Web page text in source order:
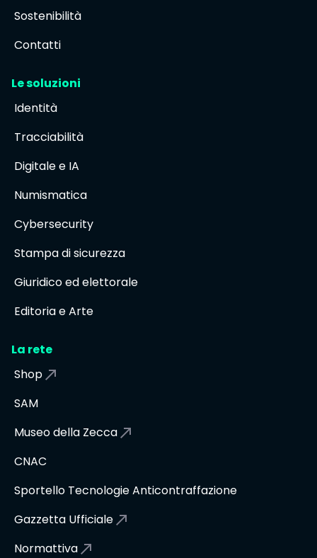
Sostenibilità
Contatti
Le soluzioni
Identità
Tracciabilità
Digitale e IA
Numismatica
Cybersecurity
Stampa di sicurezza
Giuridico ed elettorale
Editoria e Arte
La rete
Shop
SAM
Museo della Zecca
CNAC
Sportello Tecnologie Anticontraffazione
Gazzetta Ufficiale
Normattiva